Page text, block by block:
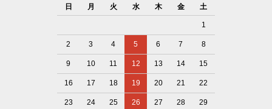
日
月 火 水 木 金 土
1
2 3 4 5 6 7 8
9 10 11 12 13 14 15
16 17 18 19 20 21 22
23 24 25 26 27 28 29